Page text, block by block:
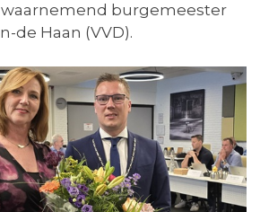
burgemeester
de Haan (VVD).